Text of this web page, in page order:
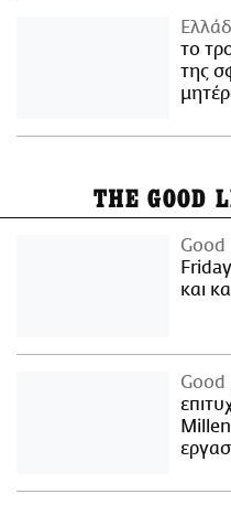
το
της
THE GOOD
Good
και
Good